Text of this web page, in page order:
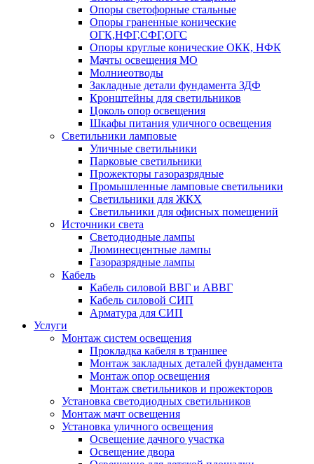
Опоры светофорные стальные
Опоры граненные конические
ОГК,НФГ,СФГ,ОГС
Опоры круглые конические ОКК, НФК
Мачты освещения МО
Молниеотводы
Закладные детали фундамента ЗДФ
Кронштейны для светильников
Цоколь опор освещения
Шкафы питания уличного освещения
Светильники ламповые
Уличные светильники
Парковые светильники
Прожекторы газоразрядные
Промышленные ламповые светильники
Светильники для ЖКХ
Светильники для офисных помещений
Источники света
Светодиодные лампы
Люминесцентные лампы
Газоразрядные лампы
Кабель
Кабель силовой ВВГ и АВВГ
Кабель силовой СИП
Арматура для СИП
Услуги
Монтаж систем освещения
Прокладка кабеля в траншее
Монтаж закладных деталей фундамента
Монтаж опор освещения
Монтаж светильников и прожекторов
Установка светодиодных светильников
Монтаж мачт освещения
Установка уличного освещения
Освещение дачного участка
Освещение двора